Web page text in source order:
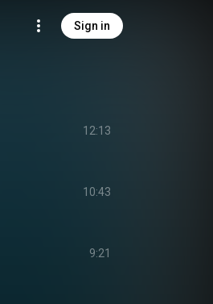
Sign in
12:13
10:43
9:21